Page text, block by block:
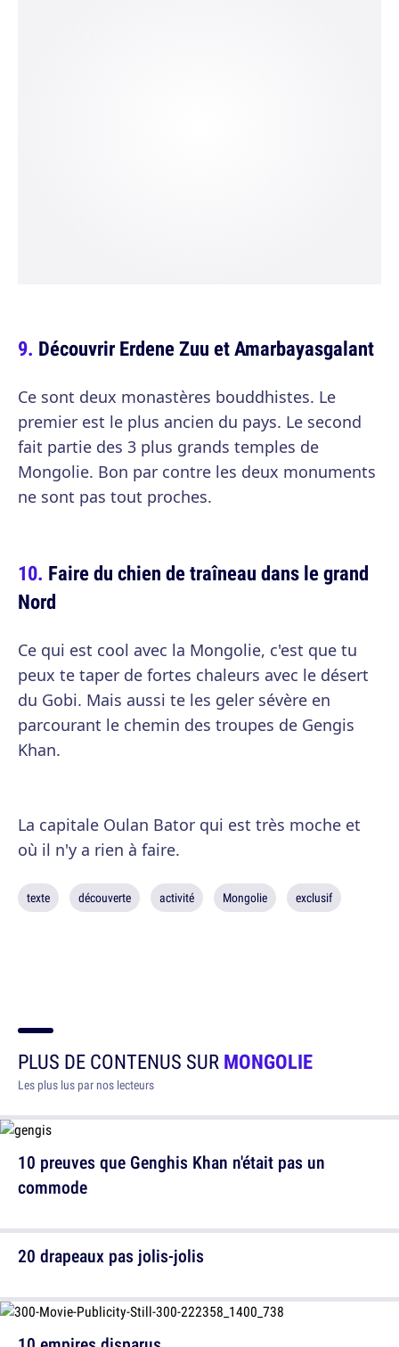
Découvrir Erdene Zuu et Amarbayasgalant
Ce sont deux monastères bouddhistes. Le
premier est le plus ancien du pays. Le second
fait partie des 3 plus grands temples de
Mongolie. Bon par contre les deux monuments
ne sont pas tout proches.
Faire du chien de traîneau dans le grand
Nord
Ce qui est cool avec la Mongolie, c'est que tu
peux te taper de fortes chaleurs avec le désert
du Gobi. Mais aussi te les geler sévère en
parcourant le chemin des troupes de Gengis
Khan.
La capitale Oulan Bator qui est très moche et
où il n'y a rien à faire.
texte découverte activité Mongolie exclusif
PLUS DE CONTENUS SURMONGOLIE
Les plus lus par nos lecteurs
10 preuves que Genghis Khan n'était pas un
commode
20 drapeaux pas jolis-jolis